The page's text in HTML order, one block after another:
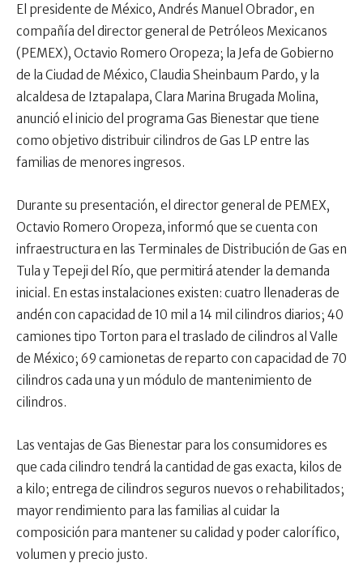
El presidente de México, Andrés Manuel Obrador, en
compañía del director general de Petróleos Mexicanos
(PEMEX), Octavio Romero Oropeza; la Jefa de Gobierno
de la Ciudad de México, Claudia Sheinbaum Pardo, y la
alcaldesa de Iztapalapa, Clara Marina Brugada Molina,
anunció el inicio del programa Gas Bienestar que tiene
como objetivo distribuir cilindros de Gas LP entre las
familias de menores ingresos.
Durante su presentación, el director general de PEMEX,
Octavio Romero Oropeza, informó que se cuenta con
infraestructura en las Terminales de Distribución de Gas en
Tula y Tepeji del Río, que permitirá atender la demanda
inicial. En estas instalaciones existen: cuatro llenaderas de
andén con capacidad de 10 mil a 14 mil cilindros diarios; 40
camiones tipo Torton para el traslado de cilindros al Valle
de México; 69 camionetas de reparto con capacidad de 70
cilindros cada una y un módulo de mantenimiento de
cilindros.
Las ventajas de Gas Bienestar para los consumidores es
que cada cilindro tendrá la cantidad de gas exacta, kilos de
a kilo; entrega de cilindros seguros nuevos o rehabilitados;
mayor rendimiento para las familias al cuidar la
composición para mantener su calidad y poder calorífico,
volumen y precio justo.